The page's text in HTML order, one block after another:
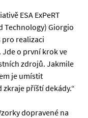
ESA ExPeRT
Technology) Giorgio
pro realizaci
o první krok ve
zdrojů. Jakmile
je umístit
příští dekády.“
dopravené na